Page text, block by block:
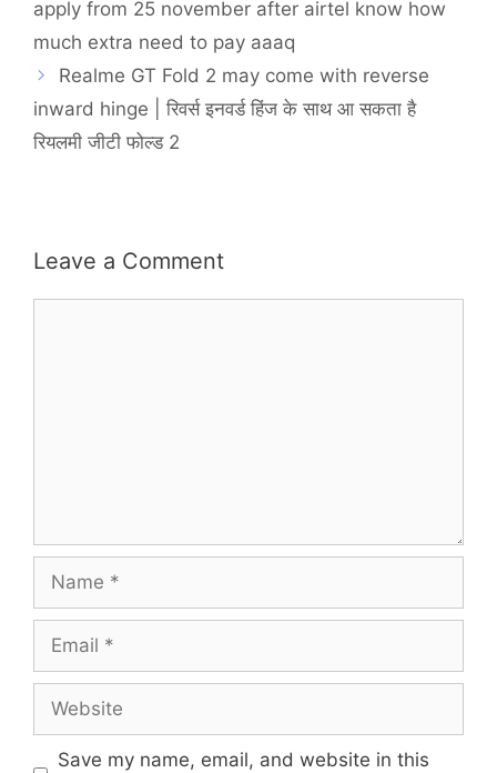
apply from 25 november after airtel know how
much extra need to pay aaaq
Realme GT Fold 2 may come with reverse
inward hinge | रिवर्स इनवर्ड हिंज के साथ आ सकता है
रियलमी जीटी फोल्ड 2
Leave a Comment
Save my name, email, and website in this